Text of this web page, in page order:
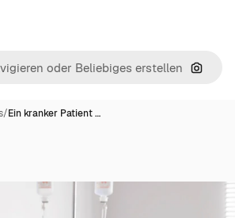
Nach
/Ein kranker Patient …